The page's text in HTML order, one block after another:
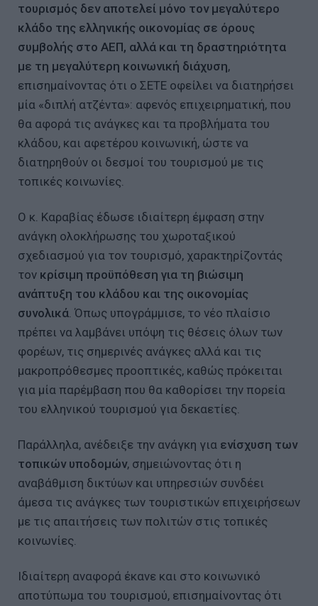
τουρισμός δεν αποτελεί μόνο τον μεγαλύτερο
κλάδο της ελληνικής οικονομίας σε όρους
συμβολής στο ΑΕΠ, αλλά και τη δραστηριότητα
με τη μεγαλύτερη κοινωνική διάχυση,
επισημαίνοντας ότι ο ΣΕΤΕ οφείλει να διατηρήσει
μία «διπλή ατζέντα»: αφενός επιχειρηματική, που
θα αφορά τις ανάγκες και τα προβλήματα του
κλάδου, και αφετέρου κοινωνική, ώστε να
διατηρηθούν οι δεσμοί του τουρισμού με τις
τοπικές κοινωνίες.
Ο κ. Καραβίας έδωσε ιδιαίτερη έμφαση στην
ανάγκη ολοκλήρωσης του χωροταξικού
σχεδιασμού για τον τουρισμό, χαρακτηρίζοντάς
τον κρίσιμη προϋπόθεση για τη βιώσιμη
ανάπτυξη του κλάδου και της οικονομίας
συνολικά . Όπως υπογράμμισε, το νέο πλαίσιο
πρέπει να λαμβάνει υπόψη τις θέσεις όλων των
φορέων, τις σημερινές ανάγκες αλλά και τις
μακροπρόθεσμες προοπτικές, καθώς πρόκειται
για μία παρέμβαση που θα καθορίσει την πορεία
του ελληνικού τουρισμού για δεκαετίες.
Παράλληλα, ανέδειξε την ανάγκη για ενίσχυση των
τοπικών υποδομών, σημειώνοντας ότι η
αναβάθμιση δικτύων και υπηρεσιών συνδέει
άμεσα τις ανάγκες των τουριστικών επιχειρήσεων
με τις απαιτήσεις των πολιτών στις τοπικές
κοινωνίες.
Ιδιαίτερη αναφορά έκανε και στο κοινωνικό
αποτύπωμα του τουρισμού, επισημαίνοντας ότι